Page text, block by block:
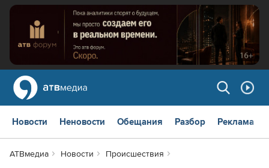
Новости Неновости Обещания Разбор Реклама
АТВмедиа Новости
Происшествия